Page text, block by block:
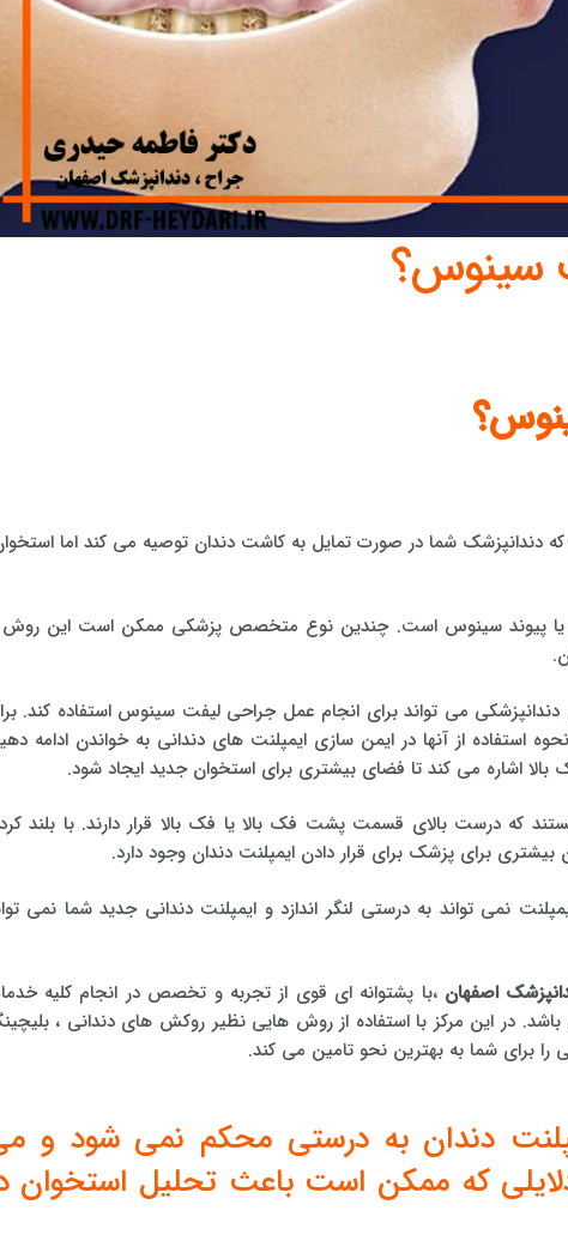
سینوس؟
شما در صورت تمایل به کاشت دندان توصیه می کند اما
یا پیوند سینوس است. چندین نوع متخصص پزشکی ممکن است این روش
می تواند برای انجام عمل جراحی لیفت سینوس استفاده کند.
استفاده از آنها در ایمن سازی ایمپلنت های دندانی به خواندن ادامه
اشاره می کند تا فضای بیشتری برای استخوان جدید ایجاد شود.
که درست بالای قسمت پشت فک بالا یا فک بالا قرار دارند. با بلند
برای پزشک برای قرار دادن ایمپلنت دندان وجود دارد.
نمی تواند به درستی لنگر اندازد و ایمپلنت دندانی جدید شما نمی
اصفهان ،با پشتوانه ای قوی از تجربه و تخصص در انجام کلیه
در این مرکز با استفاده از روش هایی نظیر روکش های دندانی ،
را برای شما به بهترین نحو تامین می کند.
دندان به درستی محکم نمی شود و
که ممکن است باعث تحلیل استخوان